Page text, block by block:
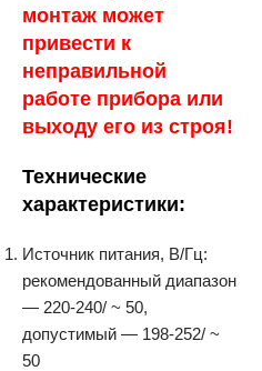
монтаж может
привести к
неправильной
работе прибора или
выходу его из строя!
Технические
характеристики:
Источник питания, В/Гц:
рекомендованный диапазон
— 220-240/ ~ 50,
допустимый — 198-252/ ~
50